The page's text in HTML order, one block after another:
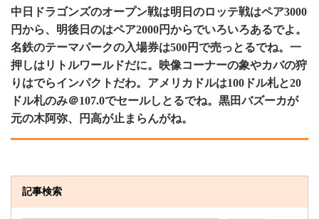
中日ドラゴンズのオープン戦は明日のロッテ戦はペア3000
円から、明後日のはペア2000円からでいろいろあるでよ。
名鉄のテーマパークの入場券は500円で売っとるでね。一
押しはリトルワールドだに。映像コーナーの象やカバの狩
りはでらインパクトだわ。アメリカドルは100ドル札と20
ドル札のみ＠107.0でセールしとるでね。黒田バズーカが
元の木阿弥、円高が止まらんがね。
記事検索